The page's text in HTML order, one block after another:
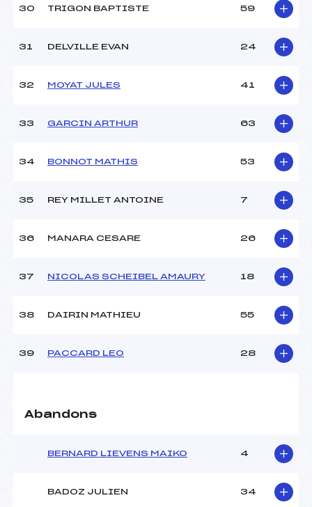
30 TRIGON BAPTISTE 59
31 DELVILLE EVAN 24
32 MOYAT JULES 41
33 GARCIN ARTHUR 63
34 BONNOT MATHIS 53
35 REY MILLET ANTOINE 7
36 MANARA CESARE 26
37 NICOLAS SCHEIBEL AMAURY 18
38 DAIRIN MATHIEU 55
39 PACCARD LEO 28
Abandons
BERNARD LIEVENS MAIKO 4
BADOZ JULIEN 34